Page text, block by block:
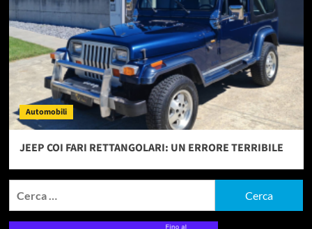
Automobili
JEEP COI FARI RETTANGOLARI: UN ERRORE TERRIBILE